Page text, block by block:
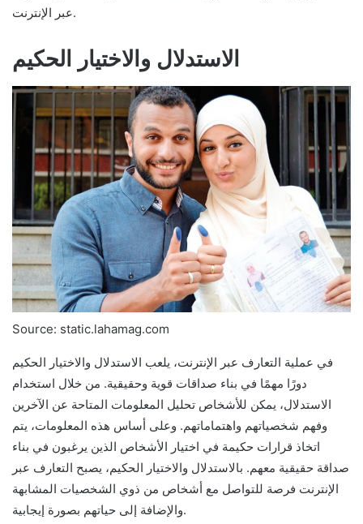
عبر الإنترنت.
الاستدلال والاختيار الحكيم
Source: static.lahamag.com
في عملية التعارف عبر الإنترنت، يلعب الاستدلال والاختيار الحكيم
دورًا مهمًا في بناء صداقات قوية وحقيقية. من خلال استخدام
الاستدلال، يمكن للأشخاص تحليل المعلومات المتاحة عن الآخرين
وفهم شخصياتهم واهتماماتهم. وعلى أساس هذه المعلومات، يتم
اتخاذ قرارات حكيمة في اختيار الأشخاص الذين يرغبون في بناء
صداقة حقيقية معهم. بالاستدلال والاختيار الحكيم، يصبح التعارف عبر
الإنترنت فرصة للتواصل مع أشخاص من ذوي الشخصيات المشابهة
والإضافة إلى حياتهم بصورة إيجابية.